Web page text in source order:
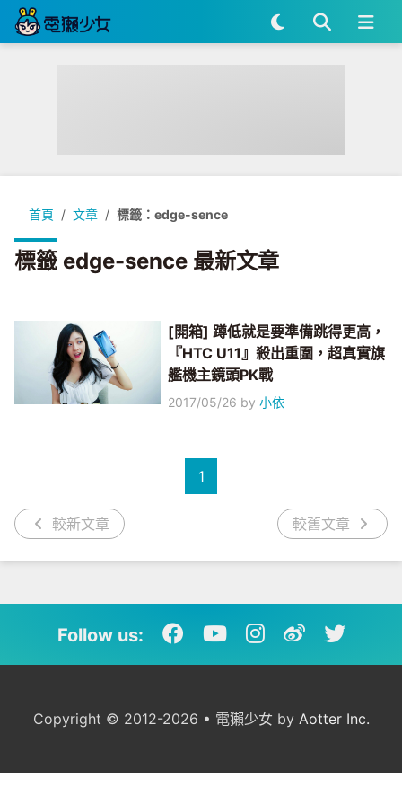
首頁 文章 標籤：edge-sence
標籤 edge-sence 最新文章
[開箱] 蹲低就是要準備跳得更高，
『HTC U11』殺出重圍，超真實旗
艦機主鏡頭PK戰
2017/05/26 by小依
較新文章
1
較舊文章
Follow us:
Copyright © 2012-2026 • 電獺少女 by Aotter Inc.